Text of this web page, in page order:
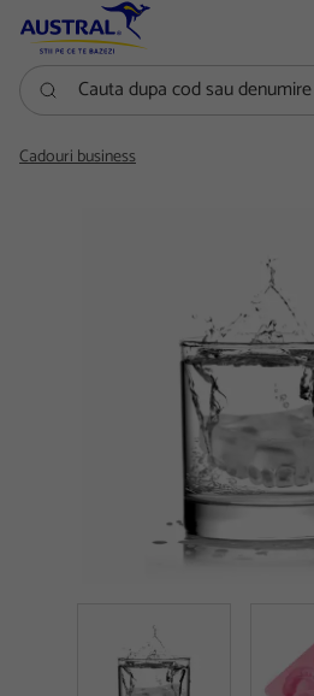
Cauta dupa cod sau denumire
Cadouri business